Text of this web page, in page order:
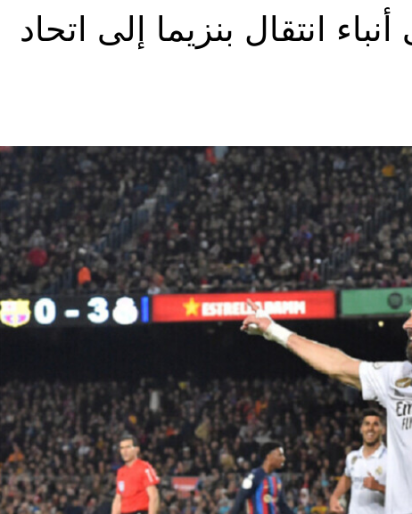
انتقال بنزيما إلى اتحاد